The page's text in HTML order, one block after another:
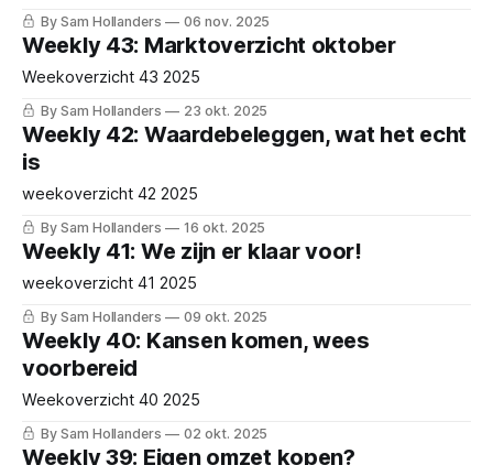
By Sam Hollanders 06 nov. 2025
Weekly 43: Marktoverzicht oktober
Weekoverzicht 43 2025
By Sam Hollanders 23 okt. 2025
Weekly 42: Waardebeleggen, wat het echt
is
weekoverzicht 42 2025
By Sam Hollanders 16 okt. 2025
Weekly 41: We zijn er klaar voor!
weekoverzicht 41 2025
By Sam Hollanders 09 okt. 2025
Weekly 40: Kansen komen, wees
voorbereid
Weekoverzicht 40 2025
By Sam Hollanders 02 okt. 2025
Weekly 39: Eigen omzet kopen?